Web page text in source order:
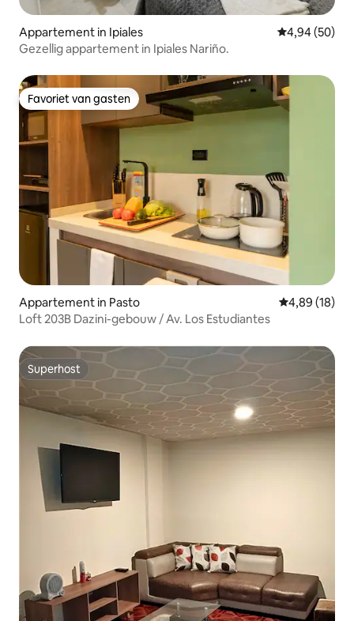
Appartement in Ipiales Gemiddelde
4,94 (50)
Gezellig appartement in Ipiales Nariño.
Favoriet van gasten
Favoriet van gasten
Appartement in Pasto Gemiddelde
4,89 (18)
Loft 203B Dazini-gebouw / Av. Los Estudiantes
Superhost
Superhost